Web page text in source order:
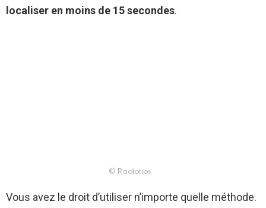
localiser en moins de 15 secondes.
© Radiotips
Vous avez le droit d’utiliser n’importe quelle méthode.